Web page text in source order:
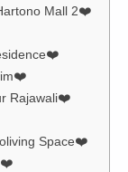
Mall 2❤️
Rajawali❤️
Space❤️